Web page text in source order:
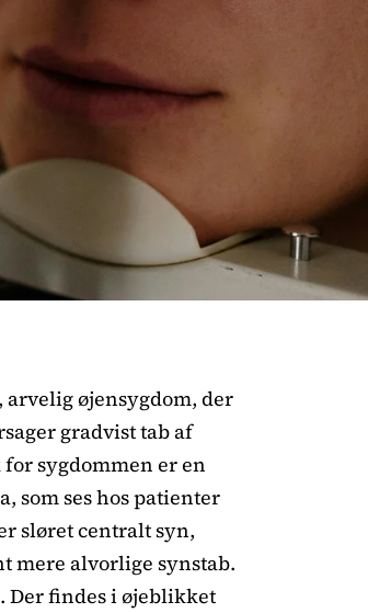
øjensygdom, der
gradvist tab af
sygdommen er en
ses hos patienter
sløret centralt syn,
mere alvorlige synstab.
Der findes i øjeblikket